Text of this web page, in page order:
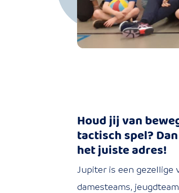
Houd jij van
tactisch spel?
het juiste adres!
Jupiter is een gezellige
damesteams,